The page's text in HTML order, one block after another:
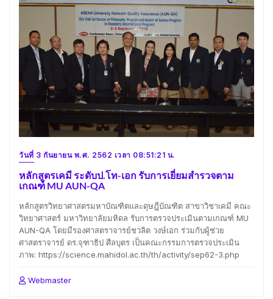
วันที่ 3 กันยายน พ.ศ. 2562 เวลา 08:51:21 น.
หลักสูตรเคมี ระดับป.โท-เอก รับการเยี่ยมสำรวจตาม
เกณฑ์ MU AUN-QA
หลักสูตรวิทยาศาสตรมหาบัณฑิตและดุษฎีบัณฑิต สาขาวิชาเคมี คณะ
วิทยาศาสตร์ มหาวิทยาลัยมหิดล รับการตรวจประเมินตามเกณฑ์ MU
AUN-QA โดยมีรองศาสตราจารย์ชวลิต วงษ์เอก ร่วมกับผู้ช่วย
ศาสตราจารย์ ดร.จุฑาธิป ศีลบุตร เป็นคณะกรรมการตรวจประเมิน
ภาพ: https://science.mahidol.ac.th/th/activity/sep62-3.php
Webmaster